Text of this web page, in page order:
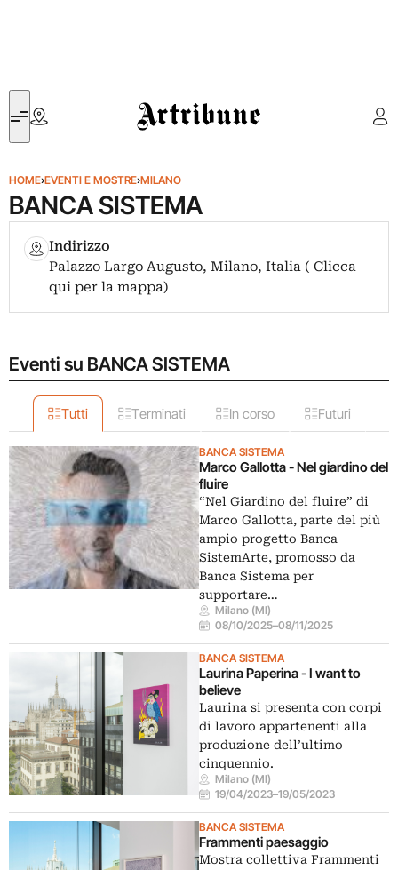
Artribune
HOME›EVENTI E MOSTRE›MILANO
BANCA SISTEMA
Indirizzo
Palazzo Largo Augusto, Milano, Italia ( Clicca
qui per la mappa)
Eventi su BANCA SISTEMA
Tutti Terminati In corso Futuri
BANCA SISTEMA
Marco Gallotta - Nel giardino del
fluire
“Nel Giardino del fluire” di
Marco Gallotta, parte del più
ampio progetto Banca
SistemArte, promosso da
Banca Sistema per
supportare…
Milano (MI)
08/10/2025–08/11/2025
BANCA SISTEMA
Laurina Paperina - I want to
believe
Laurina si presenta con corpi
di lavoro appartenenti alla
produzione dell’ultimo
cinquennio.
Milano (MI)
19/04/2023–19/05/2023
BANCA SISTEMA
Frammenti paesaggio
Mostra collettiva Frammenti